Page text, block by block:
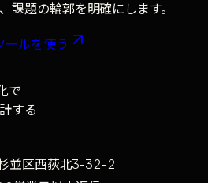
課題の輪郭を明確にします。
ールを使う
で
する
並区西荻北3-32-2